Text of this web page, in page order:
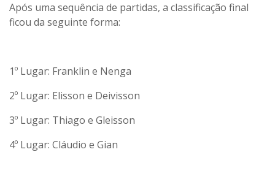
Após uma sequência de partidas, a classificação final
ficou da seguinte forma:
1º Lugar: Franklin e Nenga
2º Lugar: Elisson e Deivisson
3º Lugar: Thiago e Gleisson
4º Lugar: Cláudio e Gian